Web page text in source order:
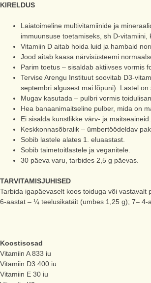
KIRELDUS
Laiatoimeline multivitamiinide ja
immuunsuse toetamiseks, sh D-vitamiini,
Vitamiin D aitab hoida luid ja hambaid
Jood aitab kaasa närvisüsteemi
Parim toetus – sisaldab aktiivses vormis
Tervise Arengu Instituut soovitab D3-
septembri algusest mai lõpuni). Lastel
Mugav kasutada – pulbri vormis
Hea banaanimaitseline pulber, mida on
Ei sisalda kunstlikke värv- ja maitseaineid.
Keskkonnasõbralik – ümbertöödeldav
Sobib lastele alates 1. eluaastast.
Sobib taimetoitlastele ja veganitele.
30 päeva varu, tarbides 2,5 g päevas.
TARVITAMISJUHISED
Tarbida igapäevaselt koos toiduga või
6-aastat – ¼ teelusikatäit (umbes 1,25 g); 7–
Koostisosad
Vitamiin A 833 iu
Vitamiin D3 400 iu
Vitamiin E 30 iu